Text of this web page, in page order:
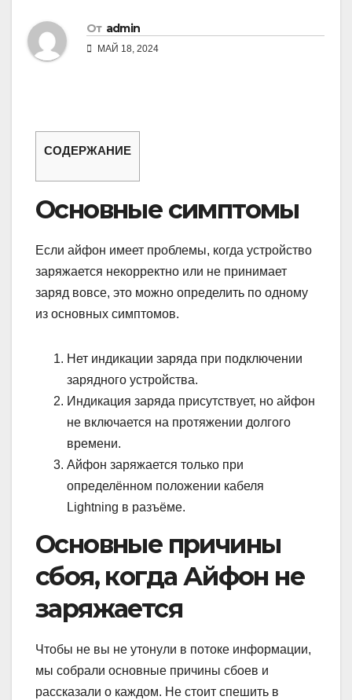
От admin
МАЙ 18, 2024
СОДЕРЖАНИЕ
Основные симптомы
Если айфон имеет проблемы, когда устройство
заряжается некорректно или не принимает
заряд вовсе, это можно определить по одному
из основных симптомов.
Нет индикации заряда при подключении
зарядного устройства.
Индикация заряда присутствует, но айфон
не включается на протяжении долгого
времени.
Айфон заряжается только при
определённом положении кабеля
Lightning в разъёме.
Основные причины
сбоя, когда Айфон не
заряжается
Чтобы не вы не утонули в потоке информации,
мы собрали основные причины сбоев и
рассказали о каждом. Не стоит спешить в